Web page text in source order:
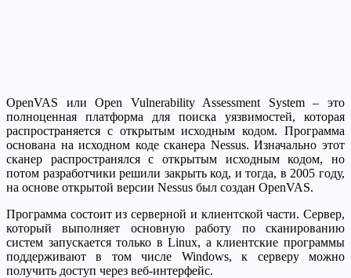
OpenVAS или Open Vulnerability Assessment System – это
полноценная платформа для поиска уязвимостей, которая
распространяется с открытым исходным кодом. Программа
основана на исходном коде сканера Nessus. Изначально этот
сканер распространялся с открытым исходным кодом, но
потом разработчики решили закрыть код, и тогда, в 2005 году,
на основе открытой версии Nessus был создан OpenVAS.
Программа состоит из серверной и клиентской части. Сервер,
который выполняет основную работу по сканированию
систем запускается только в Linux, а клиентские программы
поддерживают в том числе Windows, к серверу можно
получить доступ через веб-интерфейс.